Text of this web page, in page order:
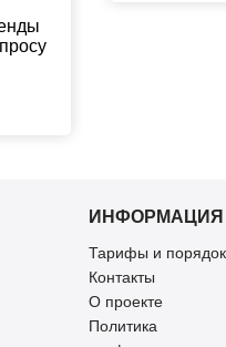
ИНФОРМАЦИЯ
Тарифы и
Контакты
О проекте
Политика